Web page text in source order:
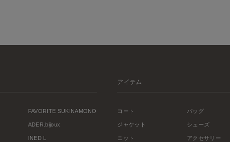
FAVORITE SUKINAMONO
ADER.bijoux
INED L
アイテム
コート
ジャケット
ニット
バッグ
シューズ
アクセサリー